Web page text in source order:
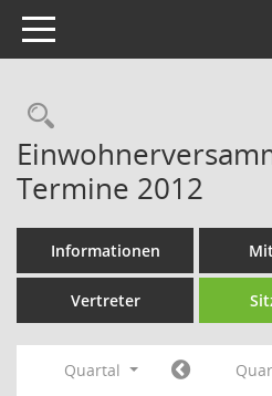
Toggle navigation
Rechercheauswahl
Termine 2012
Informationen
Vertreter
Quartal